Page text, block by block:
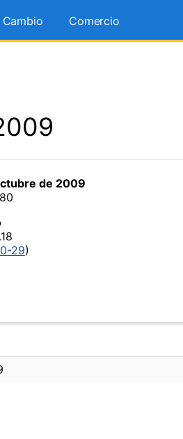
Comercio
de 2009
29)